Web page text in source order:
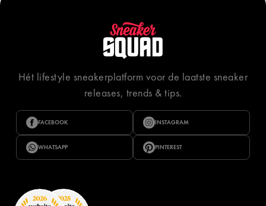
Hét lifestyle sneakerplatform voor de laatste sneaker
releases, trends & tips.
FACEBOOK INSTAGRAM
WHATSAPP PINTEREST